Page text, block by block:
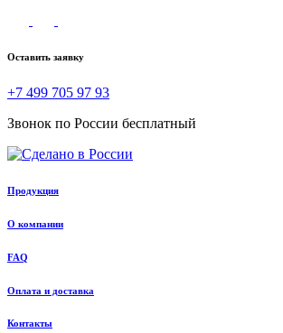
Оставить заявку
+7 499 705 97 93
Звонок по России бесплатный
Продукция
О компании
FAQ
Оплата и доставка
Контакты